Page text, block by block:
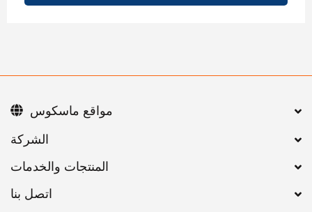
اتصل بنا
مواقع ماسكوس